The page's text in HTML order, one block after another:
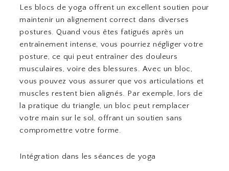
Les blocs de yoga offrent un excellent soutien pour
maintenir un alignement correct dans diverses
postures. Quand vous êtes fatigués après un
entraînement intense, vous pourriez négliger votre
posture, ce qui peut entraîner des douleurs
musculaires, voire des blessures. Avec un bloc,
vous pouvez vous assurer que vos articulations et
muscles restent bien alignés. Par exemple, lors de
la pratique du triangle, un bloc peut remplacer
votre main sur le sol, offrant un soutien sans
compromettre votre forme.
Intégration dans les séances de yoga